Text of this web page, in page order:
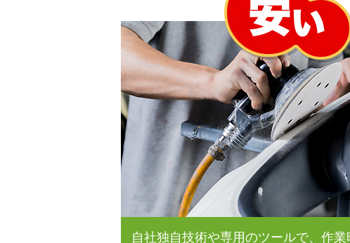
自社独自技術や専用のツールで、作業